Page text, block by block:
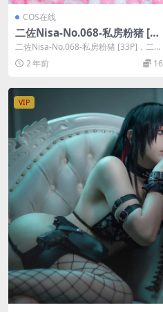
COS在线
二佐Nisa-No.068-私房粉猪 [33
P]
二佐Nisa-No.068-私房粉猪 [33P]，二佐
Nisa在线作品导航：二佐...
2 年前 16
VIP